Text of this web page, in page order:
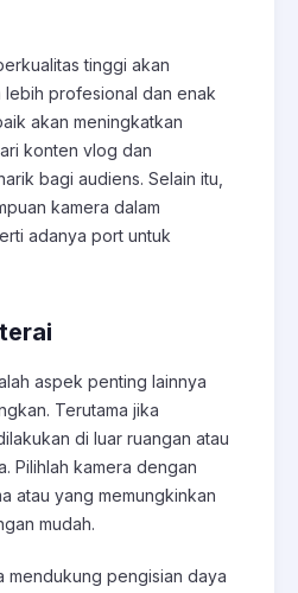
tinggi akan
lebih profesional dan enak
akan meningkatkan
konten vlog dan
bagi audiens. Selain itu,
kamera dalam
adanya port untuk
aspek penting lainnya
Terutama jika
di luar ruangan atau
Pilihlah kamera dengan
atau yang memungkinkan
mudah.
mendukung pengisian daya